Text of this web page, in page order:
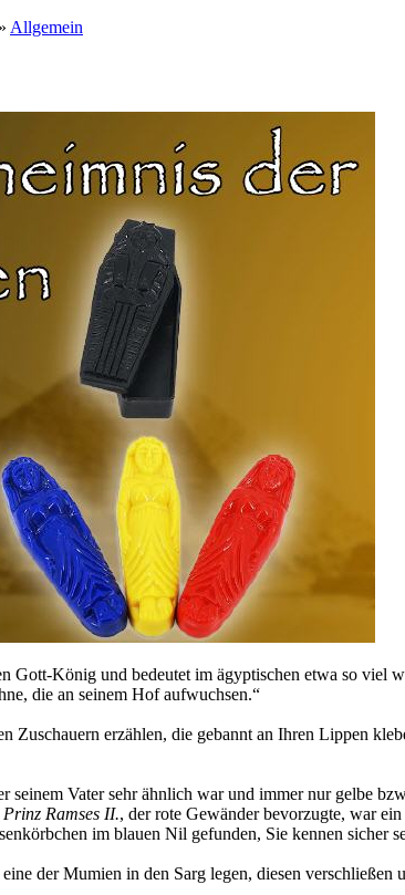
» Allgemein
Gott-König und bedeutet im ägyptischen etwa so viel
die an seinem Hof aufwuchsen.“
Zuschauern erzählen, die gebannt an Ihren Lippen
seinem Vater sehr ähnlich war und immer nur gelbe
Prinz Ramses II., der rote Gewänder bevorzugte, war
im blauen Nil gefunden, Sie kennen sicher
der Mumien in den Sarg legen, diesen verschließen